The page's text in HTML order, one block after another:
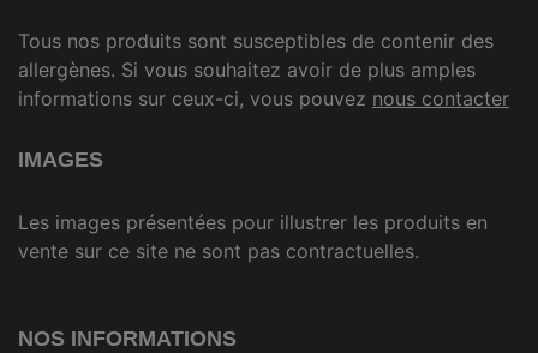
Tous nos produits sont susceptibles de contenir des
allergènes. Si vous souhaitez avoir de plus amples
informations sur ceux-ci, vous pouvez nous contacter
IMAGES
Les images présentées pour illustrer les produits en
vente sur ce site ne sont pas contractuelles.
NOS INFORMATIONS